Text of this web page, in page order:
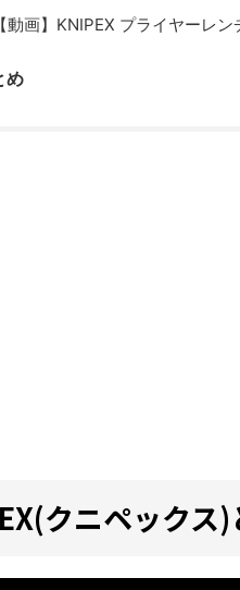
【動画】KNIPEX プライヤーレン
め
クニペックス)